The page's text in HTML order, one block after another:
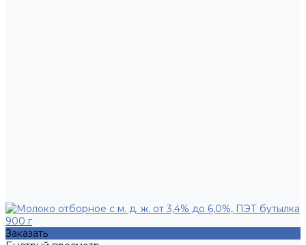
Заказать